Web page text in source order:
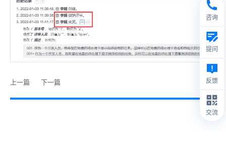
上一篇 下一篇
咨询
提问
反馈
交流